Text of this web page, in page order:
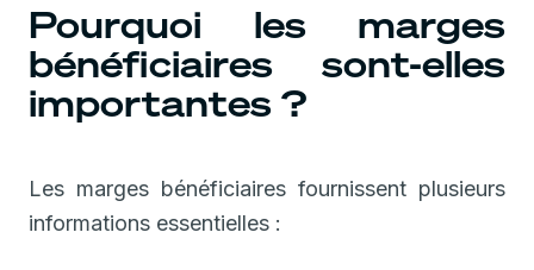
Pourquoi les marges
bénéficiaires sont-elles
importantes ?
Les marges bénéficiaires fournissent plusieurs
informations essentielles :